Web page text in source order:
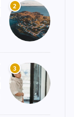
2
3